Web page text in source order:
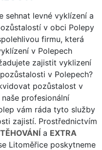
sehnat levné vyklízení a
v obci Polepy
firmu, která
v Polepech
zajistit vyklizení
v Polepech?
pozůstalost v
profesionální
vám ráda tyto služby
zajistí. Prostřednictvím
a EXTRA
Litoměřice poskytneme